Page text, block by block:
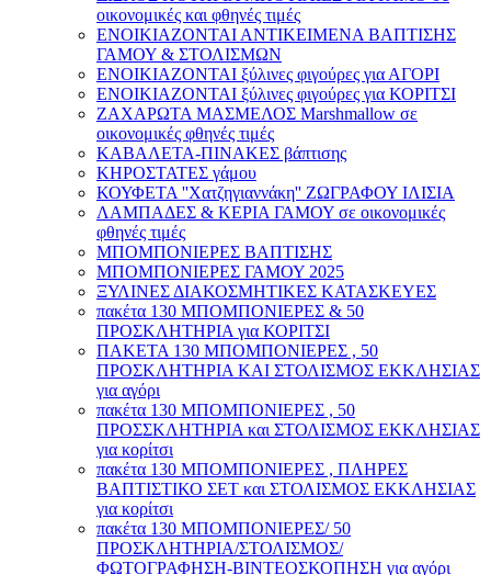
οικονομικές και φθηνές τιμές
ΕΝΟΙΚΙΑΖΟΝΤΑΙ ΑΝΤΙΚΕΙΜΕΝΑ ΒΑΠΤΙΣΗΣ
ΓΑΜΟΥ & ΣΤΟΛΙΣΜΩΝ
ΕΝΟΙΚΙΑΖΟΝΤΑΙ ξύλινες φιγούρες για ΑΓΟΡΙ
ΕΝΟΙΚΙΑΖΟΝΤΑΙ ξύλινες φιγούρες για ΚΟΡΙΤΣΙ
ΖΑΧΑΡΩΤΑ ΜΑΣΜΕΛΟΣ Marshmallow σε
οικονομικές φθηνές τιμές
ΚΑΒΑΛΕΤΑ-ΠΙΝΑΚΕΣ βάπτισης
ΚΗΡΟΣΤΑΤΕΣ γάμου
ΚΟΥΦΕΤΑ ''Χατζηγιαννάκη'' ΖΩΓΡΑΦΟΥ ΙΛΙΣΙΑ
ΛΑΜΠΑΔΕΣ & ΚΕΡΙΑ ΓΑΜΟΥ σε οικονομικές
φθηνές τιμές
ΜΠΟΜΠΟΝΙΕΡΕΣ ΒΑΠΤΙΣΗΣ
ΜΠΟΜΠΟΝΙΕΡΕΣ ΓΑΜΟΥ 2025
ΞΥΛΙΝΕΣ ΔΙΑΚΟΣΜΗΤΙΚΕΣ ΚΑΤΑΣΚΕΥΕΣ
πακέτα 130 ΜΠΟΜΠΟΝΙΕΡΕΣ & 50
ΠΡΟΣΚΛΗΤΗΡΙΑ για ΚΟΡΙΤΣΙ
ΠΑΚΕΤΑ 130 ΜΠΟΜΠΟΝΙΕΡΕΣ , 50
ΠΡΟΣΚΛΗΤΗΡΙΑ ΚΑΙ ΣΤΟΛΙΣΜΟΣ ΕΚΚΛΗΣΙΑΣ
για αγόρι
πακέτα 130 ΜΠΟΜΠΟΝΙΕΡΕΣ , 50
ΠΡΟΣΣΚΛΗΤΗΡΙΑ και ΣΤΟΛΙΣΜΟΣ ΕΚΚΛΗΣΙΑΣ
για κορίτσι
πακέτα 130 ΜΠΟΜΠΟΝΙΕΡΕΣ , ΠΛΗΡΕΣ
ΒΑΠΤΙΣΤΙΚΟ ΣΕΤ και ΣΤΟΛΙΣΜΟΣ ΕΚΚΛΗΣΙΑΣ
για κορίτσι
πακέτα 130 ΜΠΟΜΠΟΝΙΕΡΕΣ/ 50
ΠΡΟΣΚΛΗΤΗΡΙΑ/ΣΤΟΛΙΣΜΟΣ/
ΦΩΤΟΓΡΑΦΗΣΗ-ΒΙΝΤΕΟΣΚΟΠΗΣΗ για αγόρι